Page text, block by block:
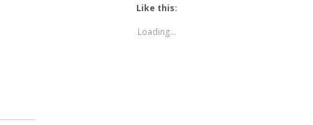
Like this:
Loading...